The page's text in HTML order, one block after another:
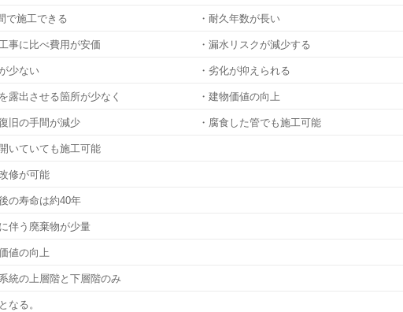
で施工できる ・耐久年数が長い
事に比べ費用が安価 ・漏水リスクが減少する
少ない ・劣化が抑えられる
露出させる箇所が少なく ・建物価値の向上
旧の手間が減少 ・腐食した管でも施工可能
いていても施工可能
修が可能
の寿命は約40年
伴う廃棄物が少量
値の向上
統の上層階と下層階のみ
なる。